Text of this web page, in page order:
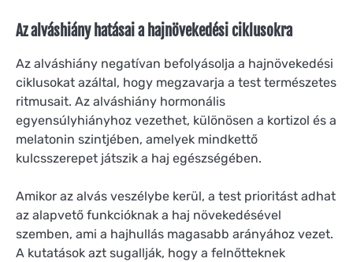
Az alváshiány hatásai a hajnövekedési ciklusokra
Az alváshiány negatívan befolyásolja a hajnövekedési
ciklusokat azáltal, hogy megzavarja a test természetes
ritmusait. Az alváshiány hormonális
egyensúlyhiányhoz vezethet, különösen a kortizol és a
melatonin szintjében, amelyek mindkettő
kulcsszerepet játszik a haj egészségében.
Amikor az alvás veszélybe kerül, a test prioritást adhat
az alapvető funkcióknak a haj növekedésével
szemben, ami a hajhullás magasabb arányához vezet.
A kutatások azt sugallják, hogy a felnőtteknek